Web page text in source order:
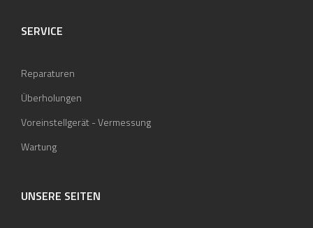
SERVICE
Reparaturen
Überholungen
Voreinstellgerät - Vermessung
Wartung
UNSERE SEITEN